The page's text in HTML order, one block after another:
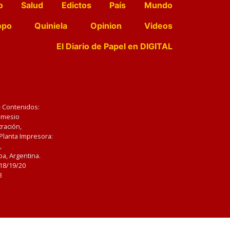
Salud Edictos País
Mundo
Quiniela Opinion
Videos
El Diario de Papel en DIGITAL
Impresora:
Argentina.
19/20